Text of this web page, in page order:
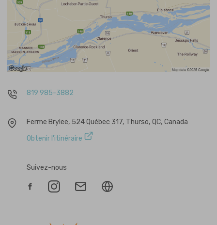
819 985-3882
Ferme Brylee, 524 Québec 317, Thurso, QC, Canada
Obtenir l'itinéraire
Suivez-nous